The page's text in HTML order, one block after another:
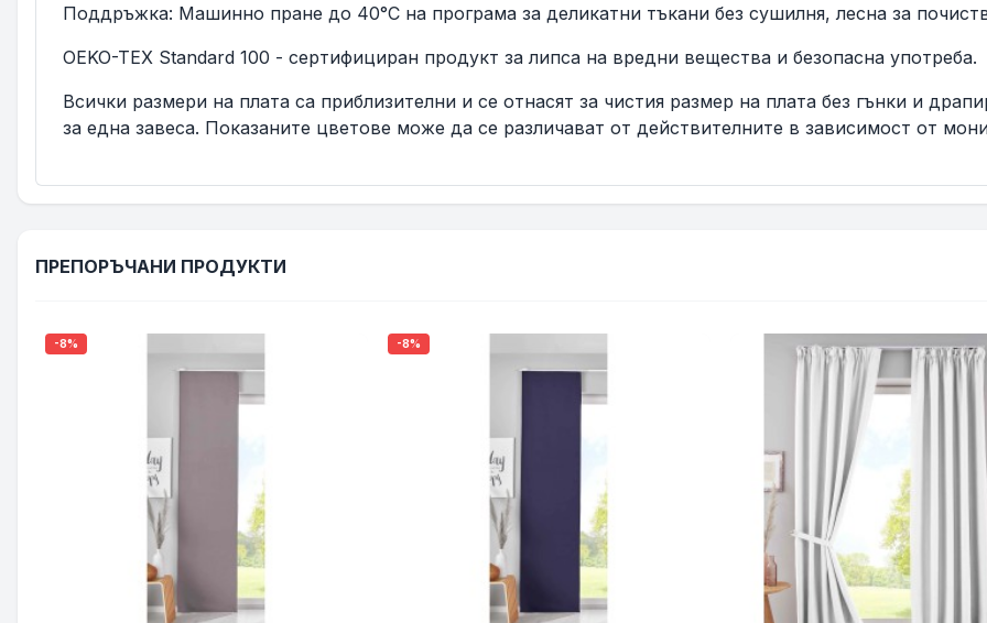
Поддръжка: Машинно пране до 40°C на програма за деликатни тъкани без сушилня, лесна за
OEKO-TEX Standard 100 - сертифициран продукт за липса на вредни вещества и безопасна употреба.
Всички размери на плата са приблизителни и се отнасят за чистия размер на плата без гънки и
за една завеса. Показаните цветове може да се различават от действителните в зависимост от
ПРЕПОРЪЧАНИ ПРОДУКТИ
-8% -8%